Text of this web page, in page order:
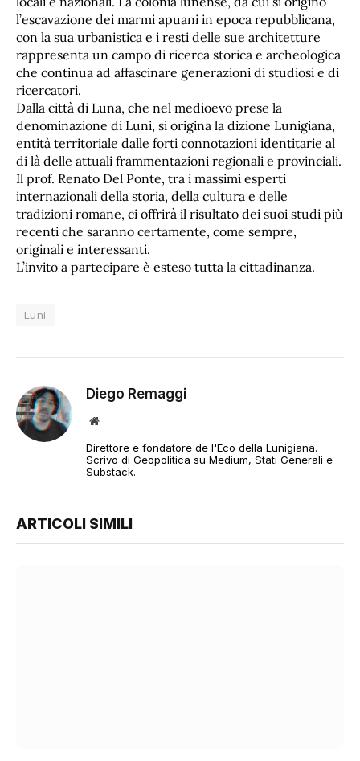
l’escavazione dei marmi apuani in epoca repubblicana,
con la sua urbanistica e i resti delle sue architetture
rappresenta un campo di ricerca storica e archeologica
che continua ad affascinare generazioni di studiosi e di
ricercatori.
Dalla città di Luna, che nel medioevo prese la
denominazione di Luni, si origina la dizione Lunigiana,
entità territoriale dalle forti connotazioni identitarie al
di là delle attuali frammentazioni regionali e provinciali.
Il prof. Renato Del Ponte, tra i massimi esperti
internazionali della storia, della cultura e delle
tradizioni romane, ci offrirà il risultato dei suoi studi più
recenti che saranno certamente, come sempre,
originali e interessanti.
L’invito a partecipare è esteso tutta la cittadinanza.
Luni
Diego Remaggi
Sito
Direttore e fondatore de l'Eco della Lunigiana.
Scrivo di Geopolitica su Medium, Stati Generali e
Substack.
ARTICOLI SIMILI